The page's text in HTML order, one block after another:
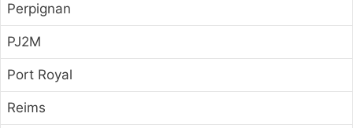
Perpignan
PJ2M
Port Royal
Reims